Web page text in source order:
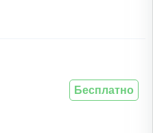
Бесплатно